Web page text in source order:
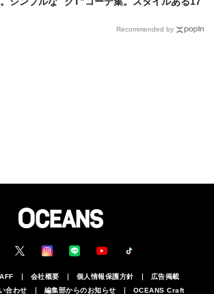
Recommended by
会社概要 個人情報保護方針
広告掲載
合わせ 編集部からのお知らせ OCEANS Craft